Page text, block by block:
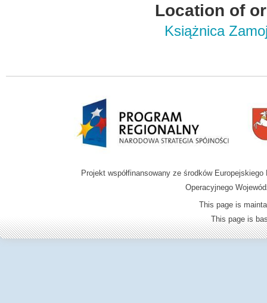
Location of
Książnica
Projekt współfinansowany ze środków
Operacyjnego
This page is
This page is